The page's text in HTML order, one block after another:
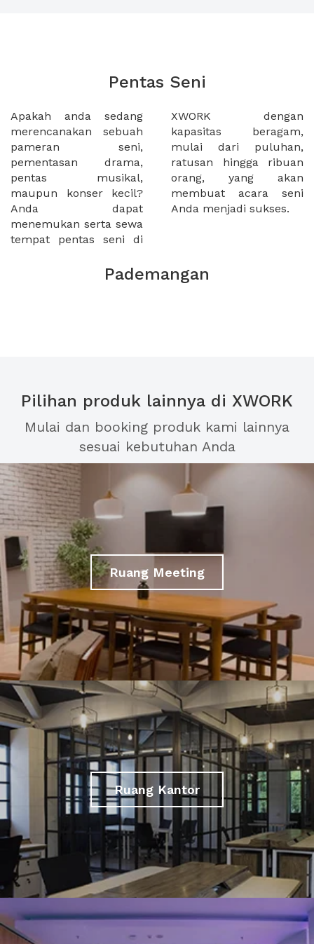
Pentas Seni
Apakah anda sedang
merencanakan sebuah
pameran seni,
pementasan drama,
pentas musikal,
maupun konser kecil?
Anda dapat
menemukan serta sewa
tempat pentas seni di
XWORK dengan
kapasitas beragam,
mulai dari puluhan,
ratusan hingga ribuan
orang, yang akan
membuat acara seni
Anda menjadi sukses.
Pademangan
Pilihan produk lainnya di XWORK
Mulai dan booking produk kami lainnya
sesuai kebutuhan Anda
Ruang Meeting
Ruang Kantor